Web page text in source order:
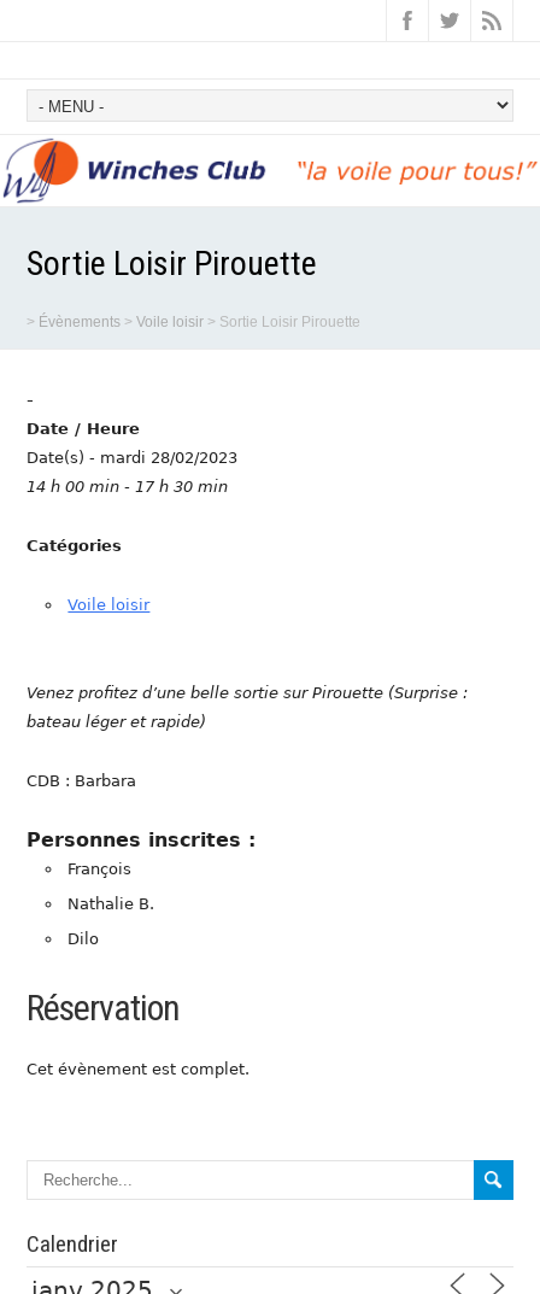
Sortie Loisir Pirouette
> Évènements >Voile loisir > Sortie Loisir Pirouette
-
Date / Heure
Date(s) - mardi 28/02/2023
14 h 00 min - 17 h 30 min
Catégories
Voile loisir
Venez profitez d’une belle sortie sur Pirouette (Surprise :
bateau léger et rapide)
CDB : Barbara
Personnes inscrites :
François
Nathalie B.
Dilo
Réservation
Cet évènement est complet.
Calendrier